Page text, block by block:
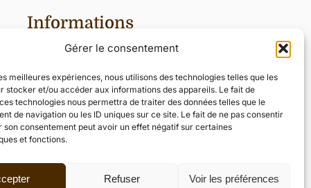
Gérer le consentement
meilleures expériences, nous utilisons des technologies telles que les
stocker et/ou accéder aux informations des appareils. Le fait de
technologies nous permettra de traiter des données telles que le
de navigation ou les ID uniques sur ce site. Le fait de ne pas consentir
son consentement peut avoir un effet négatif sur certaines
et fonctions.
Refuser Voir les préférences
Informations
Chaussée de Tervuren, 12
1410 Waterloo
Belgique
02/354.40.44